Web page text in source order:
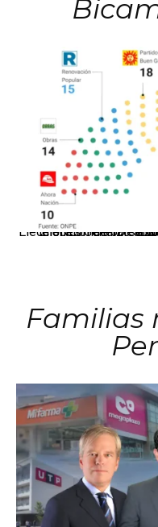
El JNE oficializó la distribución
Familias